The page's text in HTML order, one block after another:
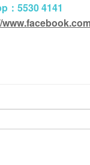
：5530 4141